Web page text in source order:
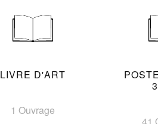
LIVRE D'ART
1 Ouvrage
41